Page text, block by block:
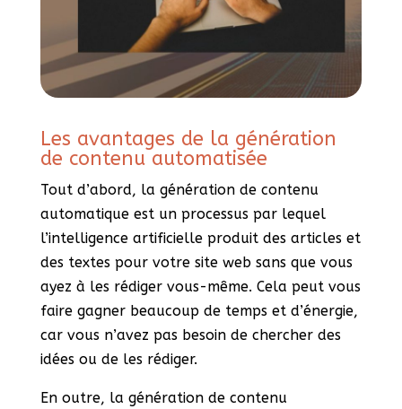
Les avantages de la génération
de contenu automatisée
Tout d’abord, la génération de contenu
automatique est un processus par lequel
l’intelligence artificielle produit des articles et
des textes pour votre site web sans que vous
ayez à les rédiger vous-même. Cela peut vous
faire gagner beaucoup de temps et d’énergie,
car vous n’avez pas besoin de chercher des
idées ou de les rédiger.
En outre, la génération de contenu